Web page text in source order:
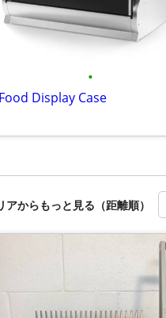
•
Display Case
アからもっと見る（距離順）